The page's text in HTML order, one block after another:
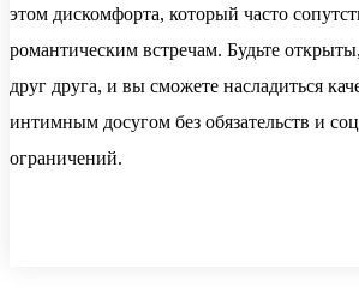
этом дискомфорта, который часто
романтическим встречам. Будьте
друг друга, и вы сможете насладиться
интимным досугом без обязательств и
ограничений.